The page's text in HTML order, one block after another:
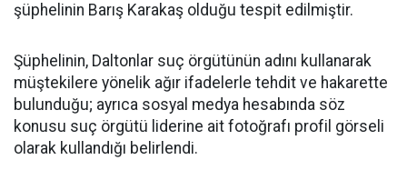
şüphelinin Barış Karakaş olduğu tespit edilmiştir.
Şüphelinin, Daltonlar suç örgütünün adını kullanarak
müştekilere yönelik ağır ifadelerle tehdit ve hakarette
bulunduğu; ayrıca sosyal medya hesabında söz
konusu suç örgütü liderine ait fotoğrafı profil görseli
olarak kullandığı belirlendi.